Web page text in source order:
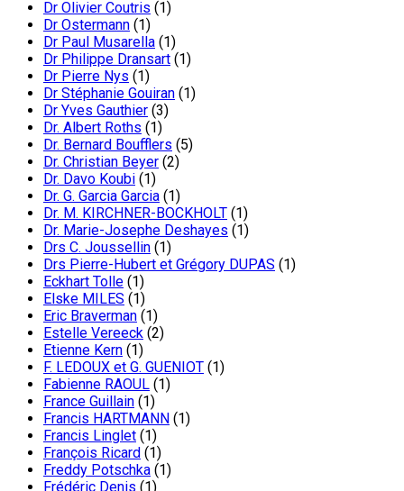
Dr Olivier Coutris (1)
Dr Ostermann (1)
Dr Paul Musarella (1)
Dr Philippe Dransart (1)
Dr Pierre Nys (1)
Dr Stéphanie Gouiran (1)
Dr Yves Gauthier (3)
Dr. Albert Roths (1)
Dr. Bernard Boufflers (5)
Dr. Christian Beyer (2)
Dr. Davo Koubi (1)
Dr. G. Garcia Garcia (1)
Dr. M. KIRCHNER-BOCKHOLT (1)
Dr. Marie-Josephe Deshayes (1)
Drs C. Joussellin (1)
Drs Pierre-Hubert et Grégory DUPAS (1)
Eckhart Tolle (1)
Elske MILES (1)
Eric Braverman (1)
Estelle Vereeck (2)
Etienne Kern (1)
F. LEDOUX et G. GUENIOT (1)
Fabienne RAOUL (1)
France Guillain (1)
Francis HARTMANN (1)
Francis Linglet (1)
François Ricard (1)
Freddy Potschka (1)
Frédéric Denis (1)